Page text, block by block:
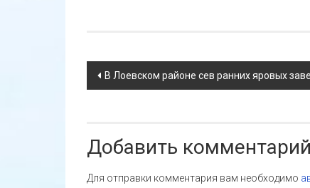
Навигация
В Лоевском районе сев ранних яровых
Добавить комментарий
Для отправки комментария вам необходимо